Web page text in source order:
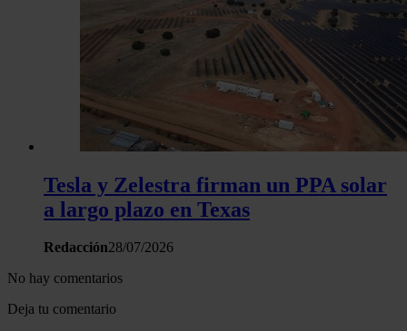
Tesla y Zelestra firman un PPA solar
a largo plazo en Texas
Redacción28/07/2026
No hay comentarios
Deja tu comentario